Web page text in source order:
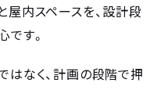
屋内スペースを、設計段
です。
はなく、計画の段階で押